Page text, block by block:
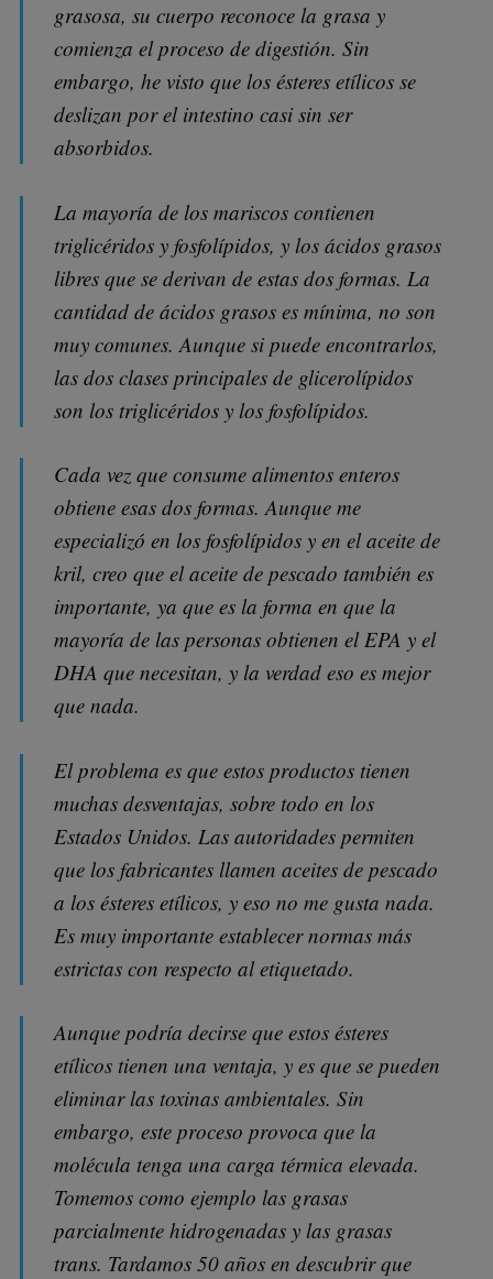
grasosa, su cuerpo reconoce la grasa y
comienza el proceso de digestión. Sin
embargo, he visto que los ésteres etílicos se
deslizan por el intestino casi sin ser
absorbidos.
La mayoría de los mariscos contienen
triglicéridos y fosfolípidos, y los ácidos grasos
libres que se derivan de estas dos formas. La
cantidad de ácidos grasos es mínima, no son
muy comunes. Aunque si puede encontrarlos,
las dos clases principales de glicerolípidos
son los triglicéridos y los fosfolípidos.
Cada vez que consume alimentos enteros
obtiene esas dos formas. Aunque me
especializó en los fosfolípidos y en el aceite de
kril, creo que el aceite de pescado también es
importante, ya que es la forma en que la
mayoría de las personas obtienen el EPA y el
DHA que necesitan, y la verdad eso es mejor
que nada.
El problema es que estos productos tienen
muchas desventajas, sobre todo en los
Estados Unidos. Las autoridades permiten
que los fabricantes llamen aceites de pescado
a los ésteres etílicos, y eso no me gusta nada.
Es muy importante establecer normas más
estrictas con respecto al etiquetado.
Aunque podría decirse que estos ésteres
etílicos tienen una ventaja, y es que se pueden
eliminar las toxinas ambientales. Sin
embargo, este proceso provoca que la
molécula tenga una carga térmica elevada.
Tomemos como ejemplo las grasas
parcialmente hidrogenadas y las grasas
trans. Tardamos 50 años en descubrir que